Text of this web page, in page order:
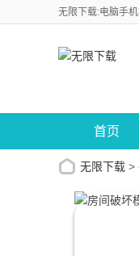
无限下载:电脑手
首页
无限下载 >